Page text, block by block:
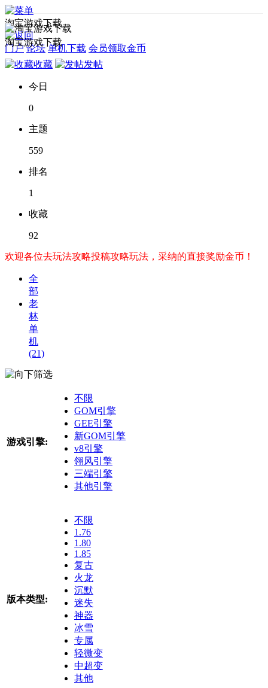
淘宝游戏下载
门户 论坛 单机下载 会员领取金币
淘宝游戏下载
收藏 发帖
今日
0
主题
559
排名
1
收藏
92
欢迎各位去玩法攻略投稿攻略玩法，采纳的直接奖励金币！
全
部
老
林
单
机
(21)
筛选
游戏引擎:
不限
GOM引擎
GEE引擎
新GOM引擎
v8引擎
翎风引擎
三端引擎
其他引擎
版本类型:
不限
1.76
1.80
1.85
复古
火龙
沉默
迷失
神器
冰雪
专属
轻微变
中超变
其他